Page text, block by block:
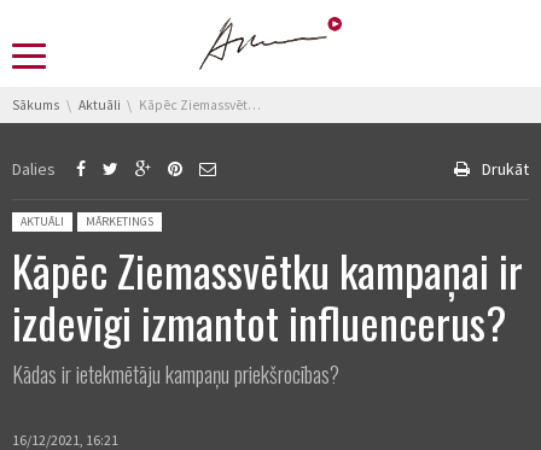
You are here:
Sākums Aktuāli Kāpēc Ziemassvētku kampaņai ir izdevīgi izmantot influencerus?
Dalies Drukāt
Posted in:
AKTUĀLI MĀRKETINGS
Kāpēc Ziemassvētku kampaņai ir
izdevīgi izmantot influencerus?
Kādas ir ietekmētāju kampaņu priekšrocības?
16/12/2021, 16:21